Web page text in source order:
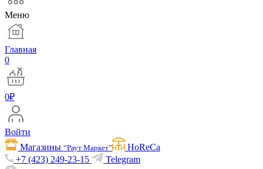
Меню
Главная
0
0₽
Войти
Магазины“Раут Маркет”
HoReCa
+7 (423) 249-23-15
Telegram